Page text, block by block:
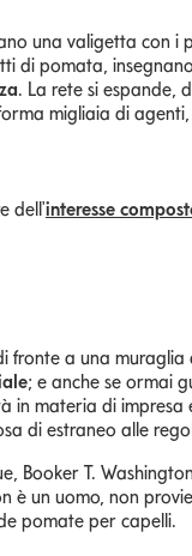
una valigetta con i
di pomata,
. La rete si espande,
migliaia di
dell'interesse
fronte a una muraglia
; e anche se ormai
in materia di impresa
di estraneo alle
Booker T.
è un uomo, non
pomate per capelli.